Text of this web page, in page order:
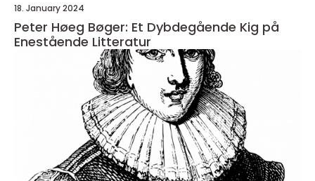
18. January 2024
Peter Høeg Bøger: Et Dybdegående Kig på
Enestående Litteratur